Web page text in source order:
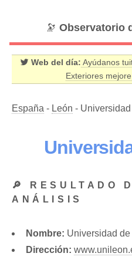
🔭 Observatorio
Web del día: Ayúdanos
Exteriores
España - León -
🔎 RESULTADO
ANÁLISIS
Nombre: Universidad de
Dirección: